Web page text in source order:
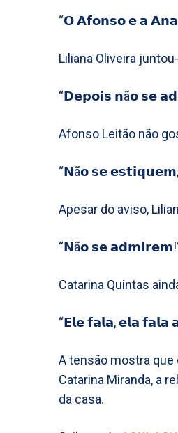
“𝗢 𝗔𝗳𝗼𝗻𝘀𝗼 𝗲 𝗮
Liliana Oliveira
“𝗗𝗲𝗽𝗼𝗶𝘀 𝗻ã𝗼 𝘀𝗲
Afonso Leitão não
“𝗡ã𝗼 𝘀𝗲
Apesar do aviso,
“𝗡ã𝗼 𝘀𝗲
Catarina Quintas
“𝗘𝗹𝗲 𝗳𝗮𝗹𝗮, 𝗲𝗹𝗮 𝗳𝗮𝗹𝗮
A tensão mostra
Catarina Miranda, a
da casa.